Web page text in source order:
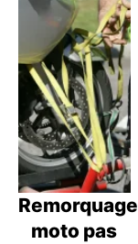
Remorquage
moto pas